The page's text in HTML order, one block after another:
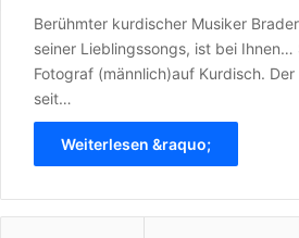
Berühmter kurdischer Musiker
seiner Lieblingssongs, ist bei
Fotograf (männlich)auf Kurdisch.
seit…
Weiterlesen &raquo;